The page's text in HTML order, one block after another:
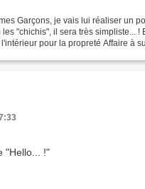
Garçons, je vais lui réaliser un
"chichis", il sera très simpliste... !
pour la propreté Affaire à